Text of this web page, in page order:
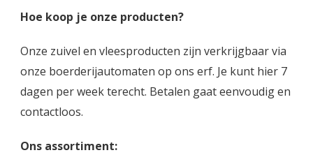
Hoe koop je onze producten?
Onze zuivel en vleesproducten zijn verkrijgbaar via
onze boerderijautomaten op ons erf. Je kunt hier 7
dagen per week terecht. Betalen gaat eenvoudig en
contactloos.
Ons assortiment: